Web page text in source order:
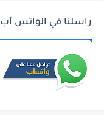
راسلنا في الواتس أب